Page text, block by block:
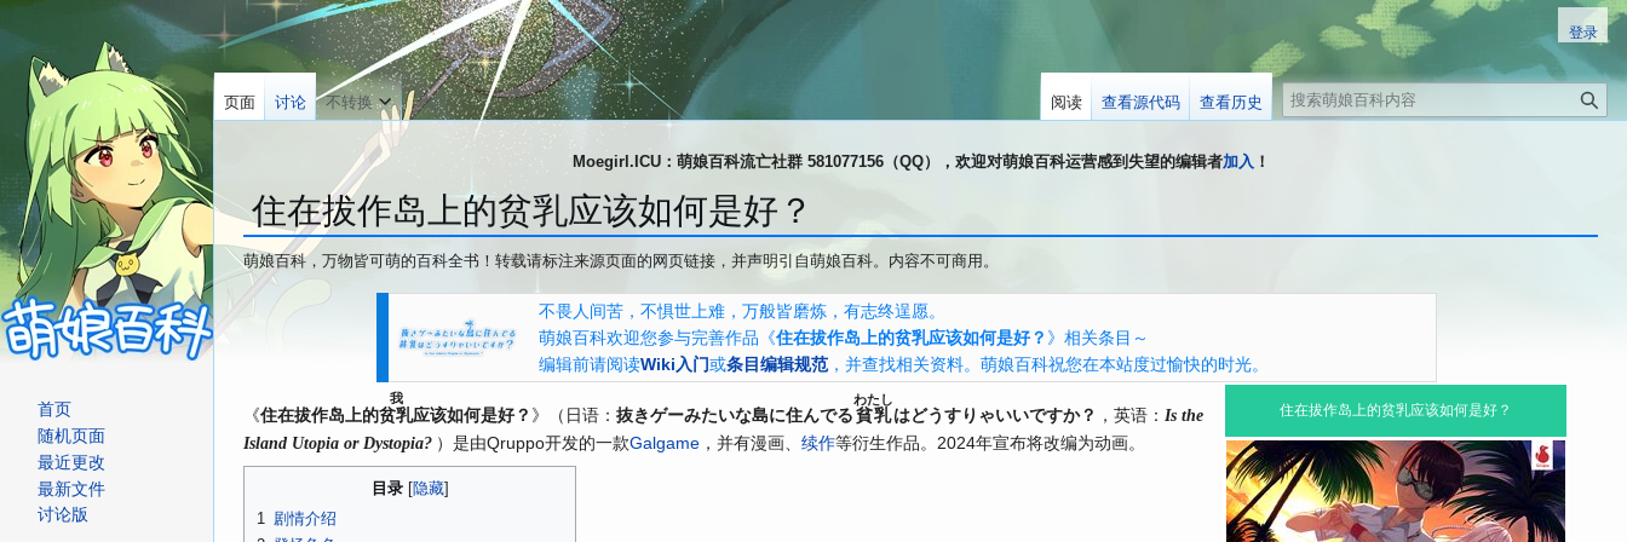
Moegirl.ICU：萌娘百科流亡社群 581077156（QQ），欢迎对萌娘百科运营感到失望的编辑者加入 ！
住在拔作岛上的贫乳应该如何是好？
萌娘百科，万物皆可萌的百科全书！转载请标注来源页面的网页链接，并声明引自萌娘百科。内容不可商用。
跳
航
跳
索
不畏人间苦，不惧世上难，万般皆磨炼，有志终逞愿。
萌娘百科欢迎您参与完善作品《住在拔作岛上的贫乳应该如何是好？ 》相关条目～
编辑前请阅读Wiki入门或条目编辑规范，并查找相关资料。萌娘百科祝您在本站度过愉快的时光。
住在拔作岛上的贫乳应该如何是好？
《住在拔作岛上的贫乳
我
应该如何是好？ 》（日语： 抜きゲーみたいな島に住んでる 貧乳
わたし
はどうすりゃいいですか？ ，英语： Is the
Island Utopia or Dystopia? ）是由Qruppo开发的一款Galgame ，并有漫画、 续作等衍生作品。2024年宣布将改编为动画。
目录
1
剧情介绍
登录
页面 讨论 不转换 阅读 查看源代码 查看历史
搜
索
首页
随机页面
最近更改
最新文件
讨论版